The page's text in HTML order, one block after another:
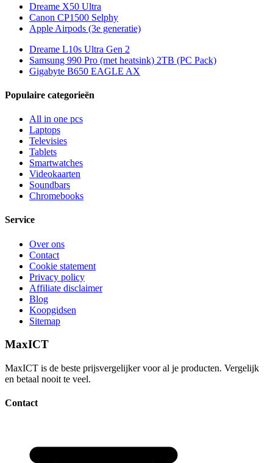
Dreame X50 Ultra
Canon CP1500 Selphy
Apple Airpods (3e generatie)
Dreame L10s Ultra Gen 2
Samsung 990 Pro (met heatsink) 2TB (PC Pack)
Gigabyte B650 EAGLE AX
Populaire categorieën
All in one pcs
Laptops
Televisies
Tablets
Smartwatches
Videokaarten
Soundbars
Chromebooks
Service
Over ons
Contact
Cookie statement
Privacy policy
Affiliate disclaimer
Blog
Koopgidsen
Sitemap
MaxICT
MaxICT is de beste prijsvergelijker voor al je producten. Vergelijk
en betaal nooit te veel.
Contact